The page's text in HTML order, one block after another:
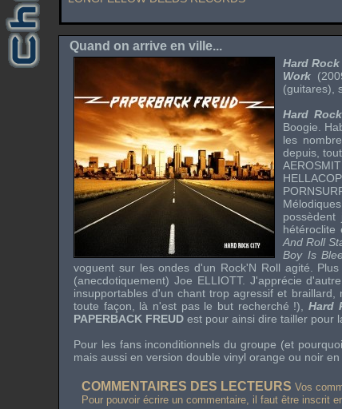
Quand on arrive en ville...
Hard
Work
(guitares),
Hard
Boogie .
les
depuis,
hétéroclite
And Roll
Boy Is
voguent sur les ondes d'un Rock'N Roll agité.
(anecdotiquement) Joe ELLIOTT. J'apprécie
insupportables d'un chant trop agressif et
toute façon, là n'est pas le but recherché !),
Hard
PAPERBACK FREUD est pour ainsi dire tailler pour
Pour les fans inconditionnels du groupe (et
mais aussi en version double vinyl orange ou noir en
COMMENTAIRES DES LECTEURS Vos
Pour pouvoir écrire un commentaire, il faut être inscrit